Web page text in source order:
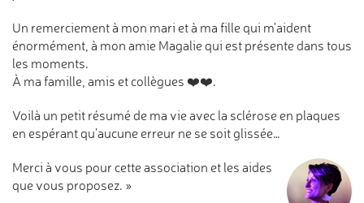
Un remerciement à mon mari et à ma fille qui m'aident
énormément, à mon amie Magalie qui est présente dans tous
les moments.
À ma famille, amis et collègues ❤️❤️.
Voilà un petit résumé de ma vie avec la sclérose en plaques
en espérant qu’aucune erreur ne se soit glissée…
Merci à vous pour cette association et les aides
que vous proposez. »